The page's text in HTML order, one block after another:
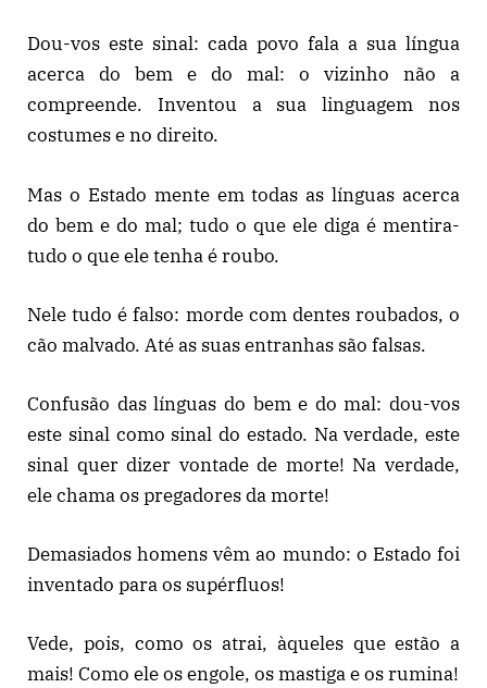
Dou-vos este sinal: cada povo fala a sua língua
acerca do bem e do mal: o vizinho não a
compreende. Inventou a sua linguagem nos
costumes e no direito.
Mas o Estado mente em todas as línguas acerca
do bem e do mal; tudo o que ele diga é mentira-
tudo o que ele tenha é roubo.
Nele tudo é falso: morde com dentes roubados, o
cão malvado. Até as suas entranhas são falsas.
Confusão das línguas do bem e do mal: dou-vos
este sinal como sinal do estado. Na verdade, este
sinal quer dizer vontade de morte! Na verdade,
ele chama os pregadores da morte!
Demasiados homens vêm ao mundo: o Estado foi
inventado para os supérfluos!
Vede, pois, como os atrai, àqueles que estão a
mais! Como ele os engole, os mastiga e os rumina!